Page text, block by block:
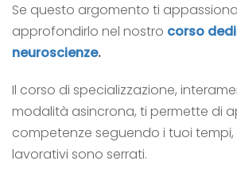
Se questo argomento ti
approfondirlo nel nostro corso
neuroscienze.
Il corso di specializzazione,
modalità asincrona, ti permette di
competenze seguendo i tuoi tempi,
lavorativi sono serrati.